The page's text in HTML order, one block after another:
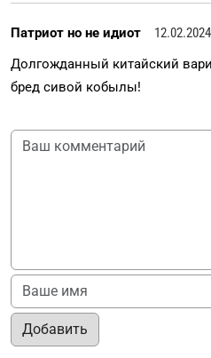
Патриот но не идиот
12.02.2024
Долгожданный китайский
бред сивой кобылы!
Добавить